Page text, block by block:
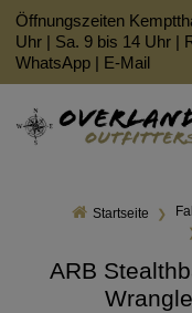
Öffnungszeiten
Uhr | Sa. 9 bis 14 Uhr |
WhatsApp | E-Mail
Startseite
ARB